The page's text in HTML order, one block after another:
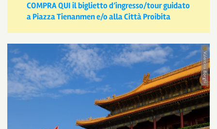
COMPRA QUI il biglietto d’ingresso/tour guidato
a Piazza Tienanmen e/o alla Città Proibita